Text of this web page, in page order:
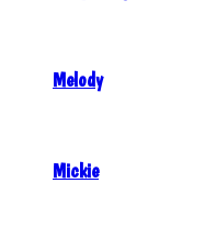
Melody
Mickie